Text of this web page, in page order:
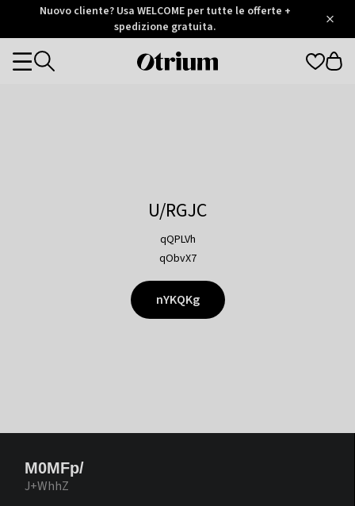
Otrium
Trustpilot
Nuovo cliente? Usa WELCOME per tutte le offerte +
spedizione gratuita.
Otrium
Categories
U/RGJC
qQPLVh
qObvX7
nYKQKg
M0MFp/
J+WhhZ